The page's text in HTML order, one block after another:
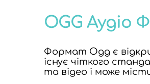
OGG Аудіо
Формат Ogg є
існує чіткого
та відео і може